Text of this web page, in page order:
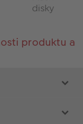
disky
produktu a